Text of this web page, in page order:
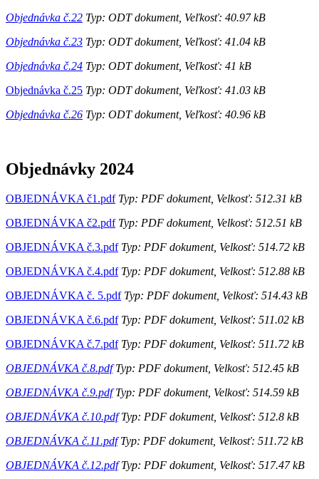
Objednávka č.22 Typ: ODT dokument, Veľkosť: 40.97 kB
Objednávka č.23 Typ: ODT dokument, Veľkosť: 41.04 kB
Objednávka č.24 Typ: ODT dokument, Veľkosť: 41 kB
Objednávka č.25 Typ: ODT dokument, Veľkosť: 41.03 kB
Objednávka č.26 Typ: ODT dokument, Veľkosť: 40.96 kB
Objednávky 2024
OBJEDNÁVKA č1.pdfTyp: PDF dokument, Velkosť: 512.31 kB
OBJEDNÁVKA č2.pdfTyp: PDF dokument, Velkosť: 512.51 kB
OBJEDNÁVKA č.3.pdfTyp: PDF dokument, Velkosť: 514.72 kB
OBJEDNÁVKA č.4.pdfTyp: PDF dokument, Velkosť: 512.88 kB
OBJEDNÁVKA č. 5.pdfTyp: PDF dokument, Velkosť: 514.43 kB
OBJEDNÁVKA č.6.pdfTyp: PDF dokument, Velkosť: 511.02 kB
OBJEDNÁVKA č.7.pdfTyp: PDF dokument, Velkosť: 511.72 kB
OBJEDNÁVKA č.8.pdfTyp: PDF dokument, Velkosť: 512.45 kB
OBJEDNÁVKA č.9.pdfTyp: PDF dokument, Velkosť: 514.59 kB
OBJEDNÁVKA č.10.pdfTyp: PDF dokument, Velkosť: 512.8 kB
OBJEDNÁVKA č.11.pdfTyp: PDF dokument, Velkosť: 511.72 kB
OBJEDNÁVKA č.12.pdfTyp: PDF dokument, Velkosť: 517.47 kB